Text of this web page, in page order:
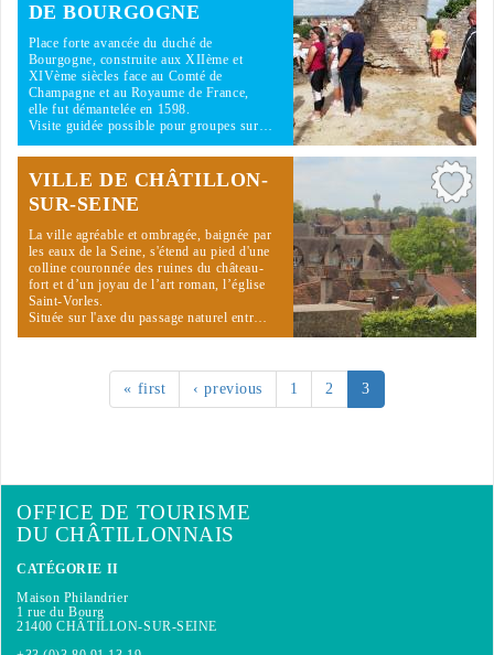
DE BOURGOGNE
Place forte avancée du duché de
Bourgogne, construite aux XIIème et
XIVème siècles face au Comté de
Champagne et au Royaume de France,
elle fut démantelée en 1598.
Visite guidée possible pour groupes sur…
VILLE DE CHÂTILLON-
SUR-SEINE
La ville agréable et ombragée, baignée par
les eaux de la Seine, s'étend au pied d'une
colline couronnée des ruines du château-
fort et d’un joyau de l’art roman, l’église
Saint-Vorles.
Située sur l'axe du passage naturel entr…
« first ‹ previous 1 2 3
OFFICE DE TOURISME
DU CHÂTILLONNAIS
CATÉGORIE II
Maison Philandrier
1 rue du Bourg
21400 CHÂTILLON-SUR-SEINE